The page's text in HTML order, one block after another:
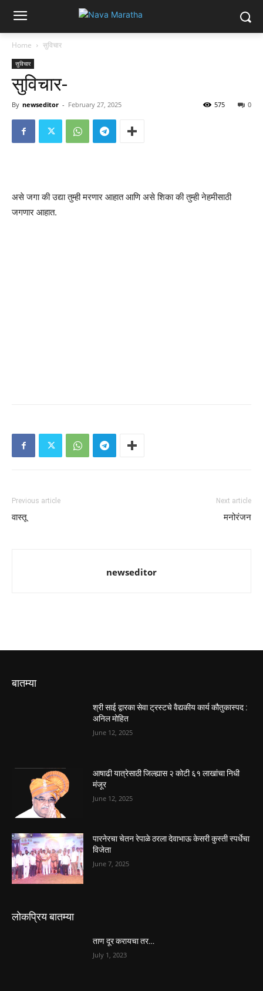
Home सुविचार
सुविचार
सुविचार-
By newseditor - February 27, 2025 0
575
असे जगा की उद्या तुम्ही मरणार आहात आणि असे शिका की तुम्ही नेहमीसाठी
जगणार आहात.
Previous article
वास्तू
Next article
मनोरंजन
newseditor
बातम्या
श्री साई द्वारका सेवा ट्रस्टचे वैद्यकीय कार्य कौतुकास्पद :
अनिल मोहित
June 12, 2025
आषाढी यात्रेसाठी जिल्ह्यास २ कोटी ६१ लाखांचा निधी
मंजूर
June 12, 2025
पारनेरचा चेतन रेपाळे ठरला देवाभाऊ केसरी कुस्ती स्पर्धेचा
विजेता
June 7, 2025
लोकप्रिय बातम्या
ताण दूर करायचा तर…
July 1, 2023